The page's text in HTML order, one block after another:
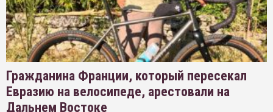
Гражданина Франции, который пересекал
Евразию на велосипеде, арестовали на
Дальнем Востоке